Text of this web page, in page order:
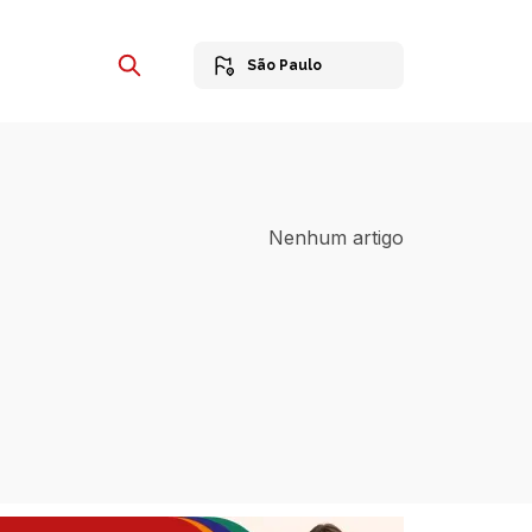
São Paulo
Nenhum artigo